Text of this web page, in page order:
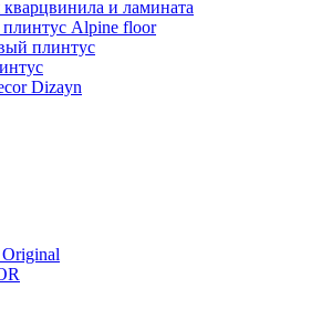
и ламината
Alpine floor
плинтус
Dizayn